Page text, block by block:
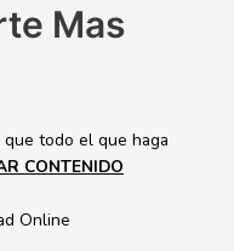
Mas
todo el que haga
CONTENIDO
Online